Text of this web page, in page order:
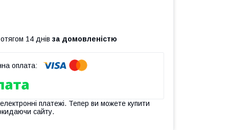
14 днів за домовленістю
платежі. Тепер ви можете купити
сайту.